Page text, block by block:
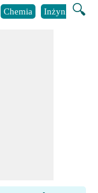
🔍
Chemia Inżynieria